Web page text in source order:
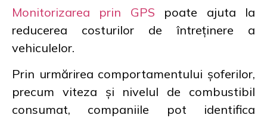
Monitorizarea prin GPS poate ajuta la
reducerea costurilor de întreținere a
vehiculelor.
Prin urmărirea comportamentului șoferilor,
precum viteza și nivelul de combustibil
consumat, companiile pot identifica